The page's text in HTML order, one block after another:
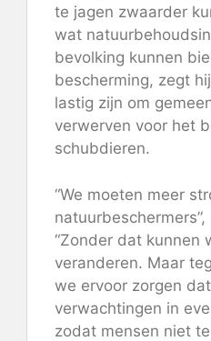
te jagen zwaarder
wat
bevolking kunnen
bescherming, zegt
lastig zijn om
verwerven voor het
schubdieren.
“We moeten meer
“Zonder dat kunnen
veranderen. Maar
we ervoor zorgen
verwachtingen in
zodat mensen niet